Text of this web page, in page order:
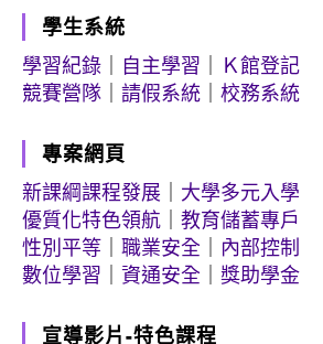
學生系統
學習紀錄
自主學習
Ｋ館登記
競賽營隊
請假系統 校務系統
專案網頁
新課綱課程發展
大學多元入學
優質化特色領航
教育儲蓄專戶
性別平等
職業安全
內部控制
數位學習
資通安全 獎助學金
宣導影片-特色課程